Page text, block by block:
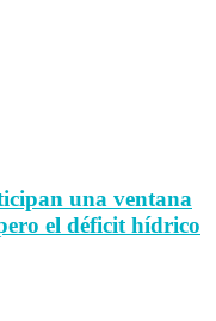
una ventana
el déficit hídrico